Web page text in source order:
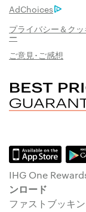
AdChoices
プライバシー＆ク
ー
ご意見･ご感想
IHG One
ンロード
ファストブッキ